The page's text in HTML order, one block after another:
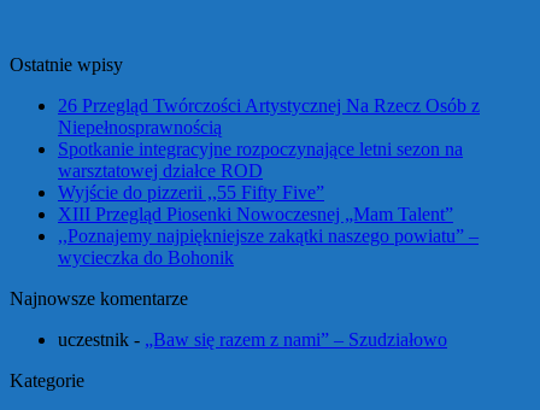
Ostatnie wpisy
26 Przegląd Twórczości Artystycznej Na Rzecz Osób z
Niepełnosprawnością
Spotkanie integracyjne rozpoczynające letni sezon na
warsztatowej działce ROD
Wyjście do pizzerii ,,55 Fifty Five”
XIII Przegląd Piosenki Nowoczesnej „Mam Talent”
,,Poznajemy najpiękniejsze zakątki naszego powiatu” –
wycieczka do Bohonik
Najnowsze komentarze
uczestnik - „Baw się razem z nami” – Szudziałowo
Kategorie